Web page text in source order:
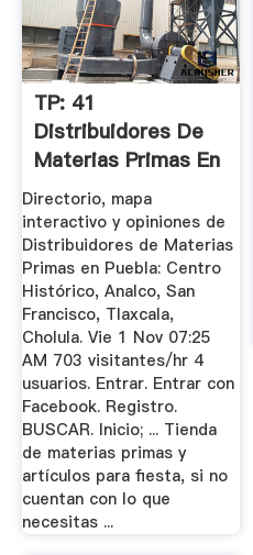
TP: 41
Distribuidores De
Materias Primas En
Puebla ...
Directorio, mapa
interactivo y opiniones de
Distribuidores de Materias
Primas en Puebla: Centro
Histórico, Analco, San
Francisco, Tlaxcala,
Cholula. Vie 1 Nov 07:25
AM 703 visitantes/hr 4
usuarios. Entrar. Entrar con
Facebook. Registro.
BUSCAR. Inicio; ... Tienda
de materias primas y
artículos para fiesta, si no
cuentan con lo que
necesitas ...